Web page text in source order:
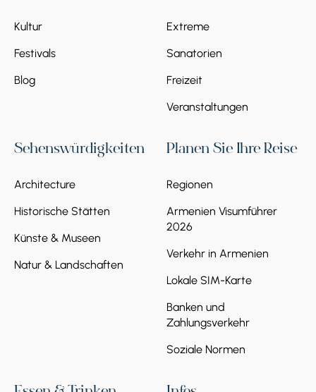
Kultur
Festivals
Blog
Extreme
Sanatorien
Freizeit
Veranstaltungen
Sehenswürdigkeiten
Architecture
Historische Stätten
Künste & Museen
Natur & Landschaften
Planen Sie Ihre Reise
Regionen
Armenien Visumführer
2026
Verkehr in Armenien
Lokale SIM-Karte
Banken und
Zahlungsverkehr
Soziale Normen